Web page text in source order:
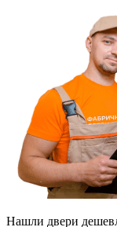
Нашли двери